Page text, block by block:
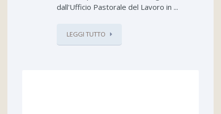
dall'Ufficio Pastorale del Lavoro in ...
LEGGI TUTTO